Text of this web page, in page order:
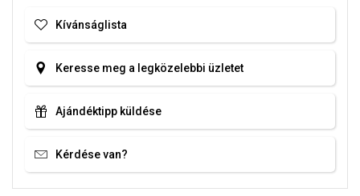
Kívánságlista
Keresse meg a legközelebbi üzletet
Ajándéktipp küldése
Kérdése van?